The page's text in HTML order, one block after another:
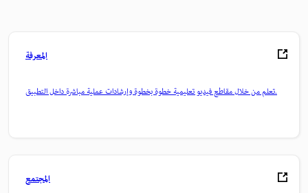
المعرفة
تعلم من خلال مقاطع فيديو تعليمية خطوة بخطوة وإرشادات عملية مباشرة داخل التطبيق.
المجتمع